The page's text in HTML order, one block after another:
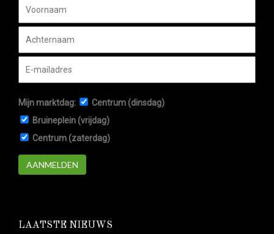
Mijn marktdag:
Centrum (dinsdag)
Bruineplein (vrijdag)
Centrum (zaterdag)
AANMELDEN
LAATSTE NIEUWS